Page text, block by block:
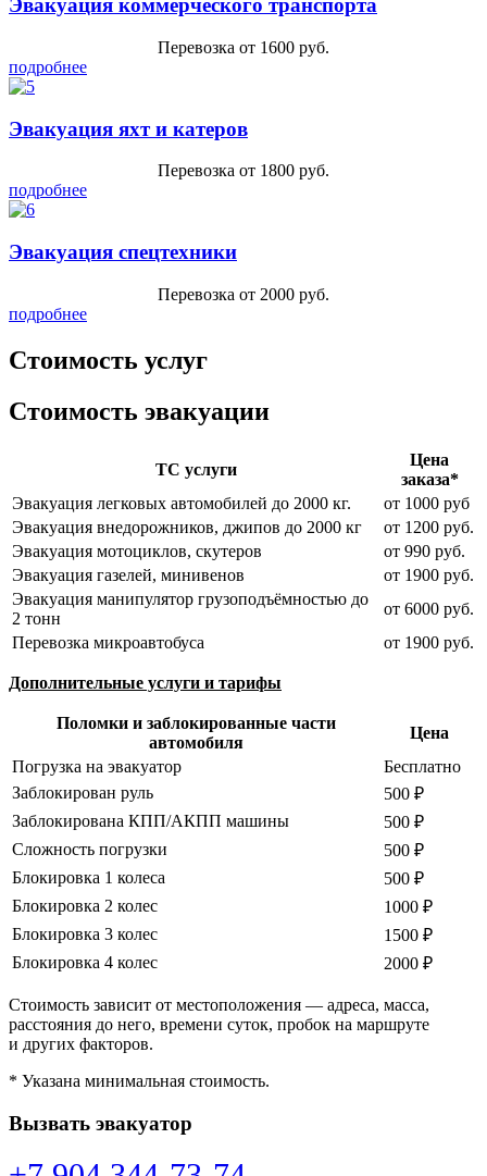
Эвакуация коммерческого транспорта
Перевозка от 1600 руб.
подробнее
Эвакуация яхт и катеров
Перевозка от 1800 руб.
подробнее
Эвакуация спецтехники
Перевозка от 2000 руб.
подробнее
Стоимость услуг
Стоимость эвакуации
ТС услуги
Цена
заказа*
Эвакуация легковых автомобилей до 2000 кг.
от 1000 руб
Эвакуация внедорожников, джипов до 2000 кг
от 1200 руб.
Эвакуация мотоциклов, скутеров
от 990 руб.
Эвакуация газелей, минивенов
от 1900 руб.
Эвакуация манипулятор грузоподъёмностью до
2 тонн
от 6000 руб.
Перевозка микроавтобуса
от 1900 руб.
Дополнительные услуги и тарифы
Поломки и заблокированные части
автомобиля
Цена
Погрузка на эвакуатор
Бесплатно
Заблокирован руль
500 ₽
Заблокирована КПП/АКПП машины
500 ₽
Сложность погрузки
500 ₽
Блокировка 1 колеса
500 ₽
Блокировка 2 колес
1000 ₽
Блокировка 3 колес
1500 ₽
Блокировка 4 колес
2000 ₽
Стоимость зависит от местоположения — адреса, масса,
расстояния до него, времени суток, пробок на маршруте
и других факторов.
* Указана минимальная стоимость.
Вызвать эвакуатор